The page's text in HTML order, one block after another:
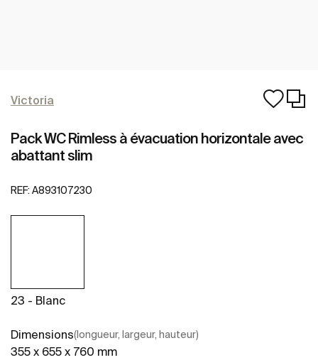
Victoria
Pack WC Rimless à évacuation horizontale avec
abattant slim
REF: A893107230
23 - Blanc
Dimensions(longueur, largeur, hauteur)
355 x 655 x 760 mm